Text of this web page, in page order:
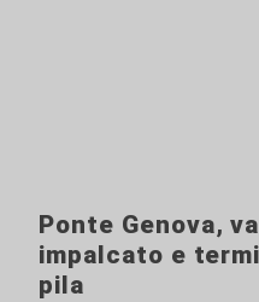
Ponte Genova,
impalcato e
pila